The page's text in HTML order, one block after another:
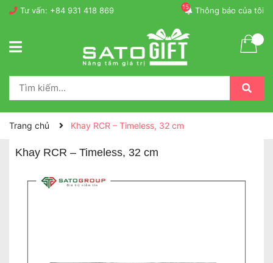
Tư vấn: +84 931 418 869 Thông báo của tôi
15
Trang chủ Khay RCR – Timeless, 32 cm
Khay RCR – Timeless, 32 cm